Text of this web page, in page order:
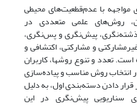
مواجهه با عدم‌قطعیت‌های محیطی
دهه 1950 تاکنون، روش‌های علمی متعددی در
پیش‌نگری و پس‌نگری،
و مشارکتی، اکتشافی و
تعدد و تنوع روش­ها، کاربران
انتخاب روش مناسب و پیاده‌سازی
دادن دسته‌بندی اول، به دلیل
سناریویی پیش‌نگری در این